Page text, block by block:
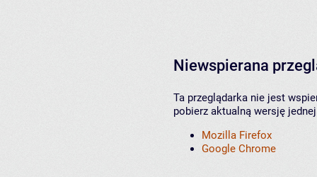
Niewspierana
Ta przeglądarka nie jest
pobierz aktualną wersję
Mozilla Firefox
Google Chrome